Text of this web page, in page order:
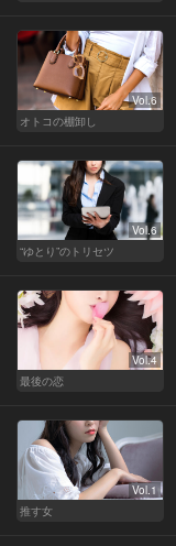
Vol.6
オトコの棚卸し
Vol.6
“ゆとり”のトリセツ
Vol.4
最後の恋
Vol.1
推す女